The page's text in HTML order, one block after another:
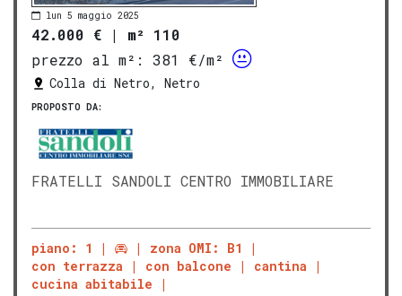
lun 5 maggio 2025
42.000 € | m² 110
prezzo al m²:
381 €/m²
Colla di Netro, Netro
PROPOSTO DA:
FRATELLI SANDOLI CENTRO IMMOBILIARE
piano: 1
zona OMI: B1
con terrazza
con balcone
cantina
cucina abitabile